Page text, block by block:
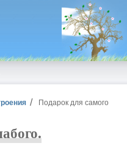
Подарок для самого